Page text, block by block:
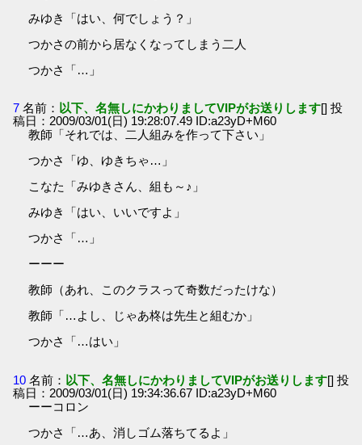
みゆき「はい、何でしょう？」
つかさの前から居なくなってしまう二人
つかさ「…」
7 名前： 以下、名無しにかわりましてVIPがお送りします[] 投
稿日：2009/03/01(日) 19:28:07.49 ID:a23yD+M60
教師「それでは、二人組みを作って下さい」
つかさ「ゆ、ゆきちゃ…」
こなた「みゆきさん、組も～♪」
みゆき「はい、いいですよ」
つかさ「…」
ーーー
教師（あれ、このクラスって奇数だったけな）
教師「…よし、じゃあ柊は先生と組むか」
つかさ「…はい」
10 名前： 以下、名無しにかわりましてVIPがお送りします[] 投
稿日：2009/03/01(日) 19:34:36.67 ID:a23yD+M60
ーーコロン
つかさ「…あ、消しゴム落ちてるよ」